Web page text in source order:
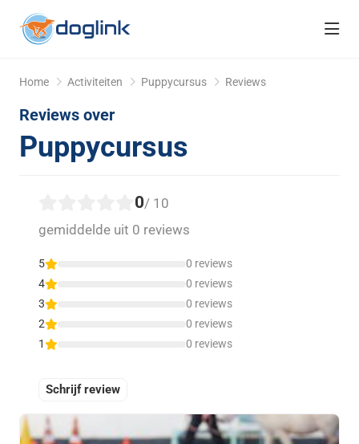
Home Activiteiten Puppycursus Reviews
Reviews over
Puppycursus
0/ 10
gemiddelde uit 0 reviews
5
0 reviews
4
0 reviews
3
0 reviews
2
0 reviews
1
0 reviews
Schrijf review